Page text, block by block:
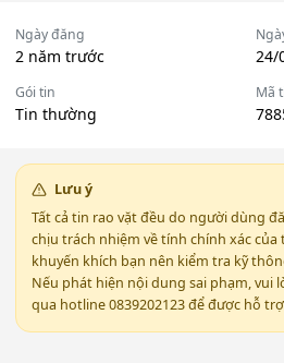
Ngày đăng
2 năm trước 24/
Gói tin
Tin thường
Mã
Lưu ý
Tất cả tin rao vặt đều do người dùng
chịu trách nhiệm về tính chính xác
khuyến khích bạn nên kiểm tra kỹ
Nếu phát hiện nội dung sai phạm, vui
qua hotline 0839202123 để được hỗ